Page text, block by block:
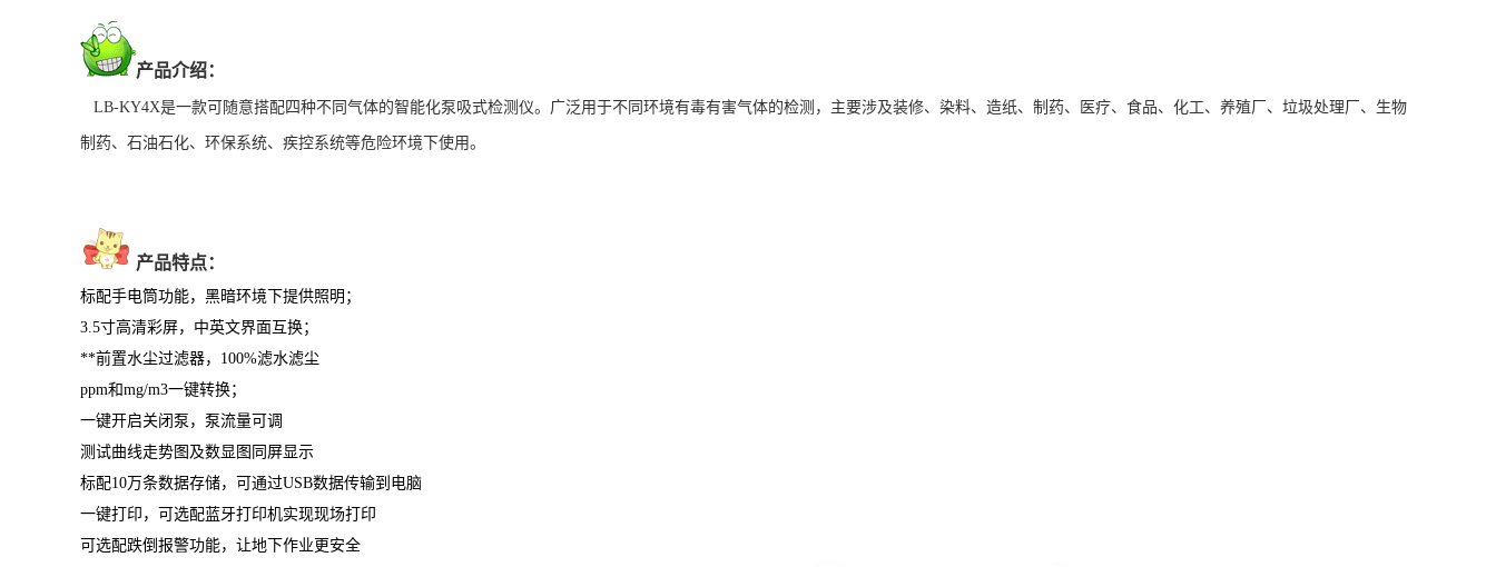
产品介绍：
LB-KY4X是一款可随意搭配四种不同气体的智能化泵吸式检测仪。广泛用于不同环境有毒有害气体的检测，主要涉及装修、染料、造纸、制药、医疗、食品、 化工、 养殖厂、垃圾处理厂、生物
制药、 石油石化、环保系统、疾控系统等危险环境下使用。
产品特点：
标配手电筒功能，黑暗环境下提供照明；
3.5寸高清彩屏， 中英文界面互换；
**前置水尘过滤器， 100%滤水滤尘
ppm和mg/m3一键转换；
一键开启关闭泵，泵流量可调
测试曲线走势图及数显图同屏显示
标配10万条数据存储，可通过USB数据传输到电脑
一键打印，可选配蓝牙打印机实现现场打印
可选配跌倒报警功能，让地下作业更安全